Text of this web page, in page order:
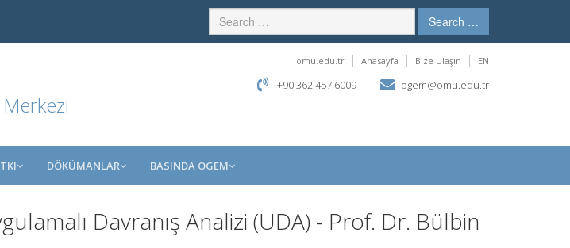
Search …
omu.edu.tr Anasayfa Bize Ulaşın EN
+90 362 457 6009 ogem@omu.edu.tr
DÖKÜMANLAR BASINDA OGEM
Davranış Analizi (UDA) - Prof. Dr. Bülbin